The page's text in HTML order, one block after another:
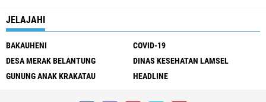
JELAJAHI
BAKAUHENI
COVID-19
DESA MERAK BELANTUNG
DINAS KESEHATAN LAMSEL
GUNUNG ANAK KRAKATAU
HEADLINE